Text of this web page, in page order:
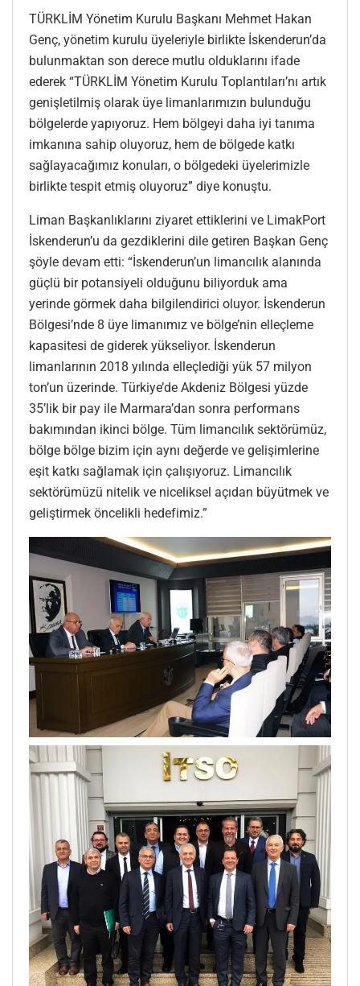
TÜRKLİM Yönetim Kurulu Başkanı Mehmet Hakan
Genç, yönetim kurulu üyeleriyle birlikte İskenderun’da
bulunmaktan son derece mutlu olduklarını ifade
ederek “TÜRKLİM Yönetim Kurulu Toplantıları’nı artık
genişletilmiş olarak üye limanlarımızın bulunduğu
bölgelerde yapıyoruz. Hem bölgeyi daha iyi tanıma
imkanına sahip oluyoruz, hem de bölgede katkı
sağlayacağımız konuları, o bölgedeki üyelerimizle
birlikte tespit etmiş oluyoruz” diye konuştu.
Liman Başkanlıklarını ziyaret ettiklerini ve LimakPort
İskenderun’u da gezdiklerini dile getiren Başkan Genç
şöyle devam etti: “İskenderun’un limancılık alanında
güçlü bir potansiyeli olduğunu biliyorduk ama
yerinde görmek daha bilgilendirici oluyor. İskenderun
Bölgesi’nde 8 üye limanımız ve bölge’nin elleçleme
kapasitesi de giderek yükseliyor. İskenderun
limanlarının 2018 yılında elleçlediği yük 57 milyon
ton’un üzerinde. Türkiye’de Akdeniz Bölgesi yüzde
35’lik bir pay ile Marmara’dan sonra performans
bakımından ikinci bölge. Tüm limancılık sektörümüz,
bölge bölge bizim için aynı değerde ve gelişimlerine
eşit katkı sağlamak için çalışıyoruz. Limancılık
sektörümüzü nitelik ve niceliksel açıdan büyütmek ve
geliştirmek öncelikli hedefimiz.”